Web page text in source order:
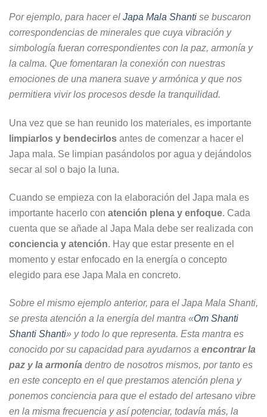
Por ejemplo, para hacer el Japa Mala Shanti se buscaron
correspondencias de minerales que cuya vibración y
simbología fueran correspondientes con la paz, armonía y
la calma. Que fomentaran la conexión con nuestras
emociones de una manera suave y armónica y que nos
permitiera vivir los procesos desde la tranquilidad.
Una vez que se han reunido los materiales, es importante
limpiarlos y bendecirlos antes de comenzar a hacer el
Japa mala. Se limpian pasándolos por agua y dejándolos
secar al sol o bajo la luna.
Cuando se empieza con la elaboración del Japa mala es
importante hacerlo con atención plena y enfoque. Cada
cuenta que se añade al Japa Mala debe ser realizada con
conciencia y atención. Hay que estar presente en el
momento y estar enfocado en la energía o concepto
elegido para ese Japa Mala en concreto.
Sobre el mismo ejemplo anterior, para el Japa Mala Shanti,
se presta atención a la energía del mantra «Om Shanti
Shanti Shanti» y todo lo que representa. Esta mantra es
conocido por su capacidad para ayudarnos a encontrar la
paz y la armonía dentro de nosotros mismos, por tanto es
en este concepto en el que prestamos atención plena y
ponemos conciencia para que el estado del artesano vibre
en la misma frecuencia y así potenciar, todavía más, la